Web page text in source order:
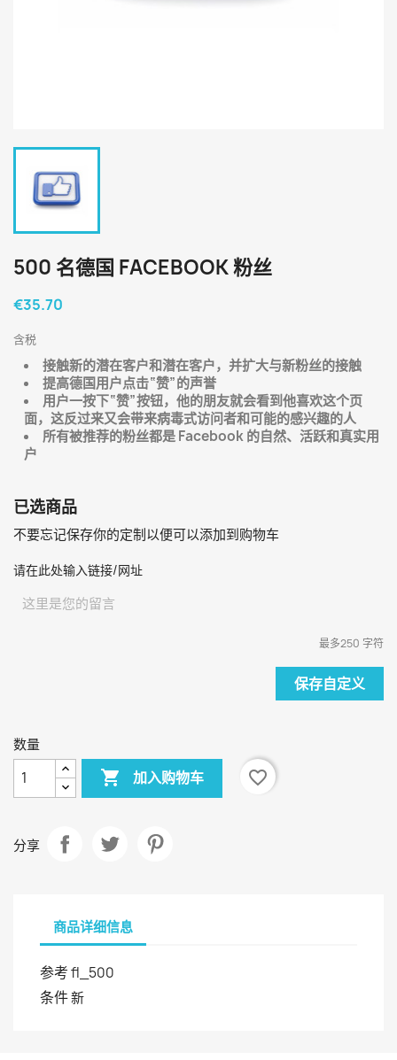
500 名德国 FACEBOOK 粉丝
€35.70
含税
接触新的潜在客户和潜在客户，并扩大与新粉丝的接触
提高德国用户点击“赞”的声誉
用户一按下“赞”按钮，他的朋友就会看到他喜欢这个页
面，这反过来又会带来病毒式访问者和可能的感兴趣的人
所有被推荐的粉丝都是 Facebook 的自然、活跃和真实用
户
已选商品
不要忘记保存你的定制以便可以添加到购物车
请在此处输入链接/网址
最多250 字符
保存自定义
数量
 加入购物车 favorite_border
分享
商品详细信息
参考fl_500
条件新